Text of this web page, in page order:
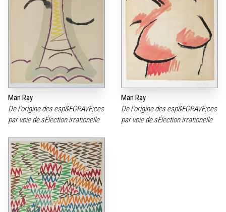
Man Ray
De l‘origine des esp&EGRAVE;ces
par voie de sÉlection irrationelle
Man Ray
De l‘origine des esp&EGRAVE;ces
par voie de sÉlection irrationelle